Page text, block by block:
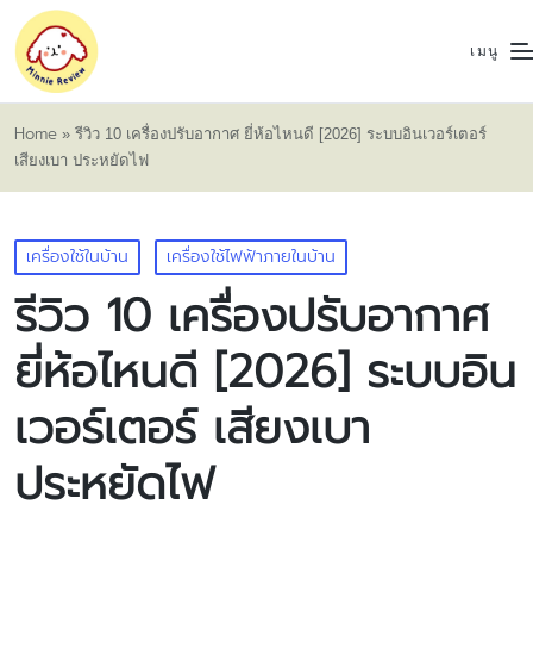
เมนู
Home » รีวิว 10 เครื่องปรับอากาศ ยี่ห้อไหนดี [2026] ระบบอินเวอร์เตอร์
เสียงเบา ประหยัดไฟ
Posted
in
เครื่องใช้ในบ้าน เครื่องใช้ไฟฟ้าภายในบ้าน
รีวิว 10 เครื่องปรับอากาศ
ยี่ห้อไหนดี [2026] ระบบอิน
เวอร์เตอร์ เสียงเบา
ประหยัดไฟ